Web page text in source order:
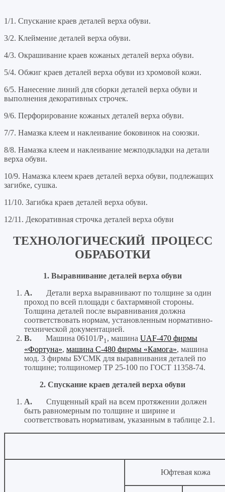
1/1. Спускание краев деталей верха обуви.
3/2. Клеймение деталей верха обуви.
4/3. Окрашивание краев кожаных деталей верха обуви.
5/4. Обжиг краев деталей верха обуви из хромовой кожи.
6/5. Нанесение линий для сборки деталей верха обуви и
выполнения декоративных строчек.
9/6. Перфорирование кожаных деталей верха обуви.
7/7. Намазка клеем и наклеивание боковинок на союзки.
8/8. Намазка клеем и наклеивание межподкладки на детали
верха обуви.
10/9. Намазка клеем краев деталей верха обуви, подлежащих
загибке, сушка.
11/10. Загибка краев деталей верха обуви.
12/11. Декоративная строчка деталей верха обуви
ТЕХНОЛОГИЧЕСКИЙ ПРОЦЕСС
ОБРАБОТКИ
1. Выравнивание деталей верха обуви
A. Детали верха выравнивают по толщине за один
проход по всей площади с бахтармяной стороны.
Толщина деталей после выравнивания должна
соответствовать нормам, установленным нормативно-
технической документацией.
B. Машина 06101/Р1 , машина UAF-470 фирмы
«Фортуна», машина С-480 фирмы «Камога», машина
мод. 3 фирмы БУСМК для выравнивания деталей по
толщине; толщиномер ТР 25-100 по ГОСТ 11358-74.
2. Спускание краев деталей верха обуви
A. Спущенный край на всем протяжении должен
быть равномерным по толщине и ширине и
соответствовать нормативам, указанным в таблице 2.1.
Юфтевая кожа